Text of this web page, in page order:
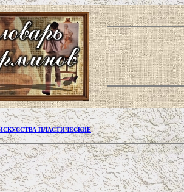
ПЛАСТИЧЕСКИЕ